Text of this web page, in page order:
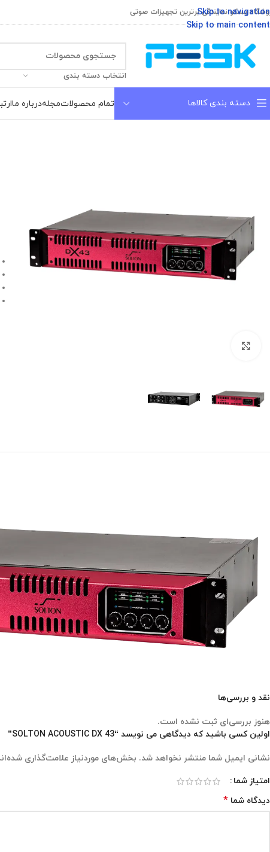
Skip to navigation
Skip to main content
پسکو نمایندگی برترین تجهیزات صوتی
انتخاب دسته بندی
دسته بندی کالاها تمام محصولاتمجلهدرباره ما
نقد و بررسی‌ها
هنوز بررسی‌ای ثبت نشده است.
اولین کسی باشید که دیدگاهی می نویسد “SOLTON ACOUSTIC DX 43”
نشانی ایمیل شما منتشر نخواهد شد. بخش‌های موردنیاز علامت‌گذاری
امتیاز شما
دیدگاه شما *